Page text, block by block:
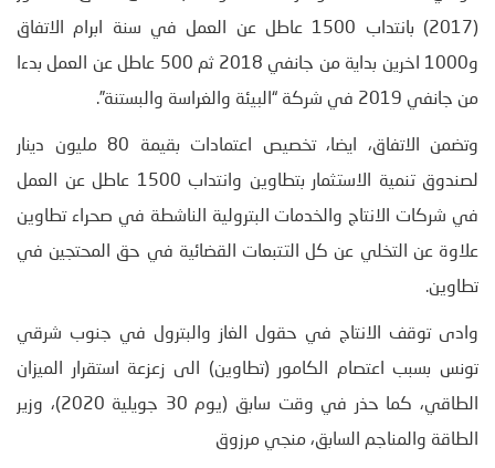
(2017) بانتداب 1500 عاطل عن العمل في سنة ابرام الاتفاق
و1000 اخرين بداية من جانفي 2018 ثم 500 عاطل عن العمل بدءا
من جانفي 2019 في شركة “البيئة والغراسة والبستنة”.
وتضمن الاتفاق، ايضا، تخصيص اعتمادات بقيمة 80 مليون دينار
لصندوق تنمية الاستثمار بتطاوين وانتداب 1500 عاطل عن العمل
في شركات الانتاج والخدمات البترولية الناشطة في صحراء تطاوين
علاوة عن التخلي عن كل التتبعات القضائية في حق المحتجين في
تطاوين.
وادى توقف الانتاج في حقول الغاز والبترول في جنوب شرقي
تونس بسبب اعتصام الكامور (تطاوين) الى زعزعة استقرار الميزان
الطاقي، كما حذر في وقت سابق (يوم 30 جويلية 2020)، وزير
الطاقة والمناجم السابق، منجي مرزوق